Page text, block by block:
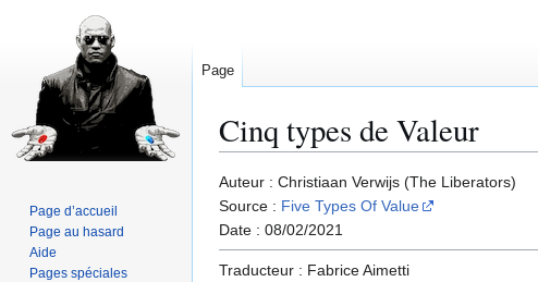
Cinq types de Valeur
Aller
à
la
navigation
Aller
à
la
recherche
Auteur : Christiaan Verwijs (The Liberators)
Source : Five Types Of Value
Date : 08/02/2021
Traducteur : Fabrice Aimetti
Page
Page d’accueil
Page au hasard
Aide
Pages spéciales